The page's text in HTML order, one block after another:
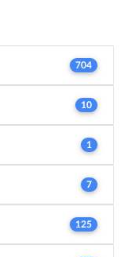
704
10
1
7
125